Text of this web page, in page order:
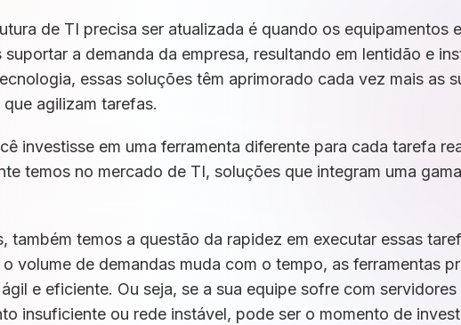
de TI precisa ser atualizada é quando os equipamentos e
a demanda da empresa, resultando em lentidão e
essas soluções têm aprimorado cada vez mais as
agilizam tarefas.
investisse em uma ferramenta diferente para cada tarefa
temos no mercado de TI, soluções que integram uma
também temos a questão da rapidez em executar essas
volume de demandas muda com o tempo, as ferramentas
e eficiente. Ou seja, se a sua equipe sofre com servidores
insuficiente ou rede instável, pode ser o momento de